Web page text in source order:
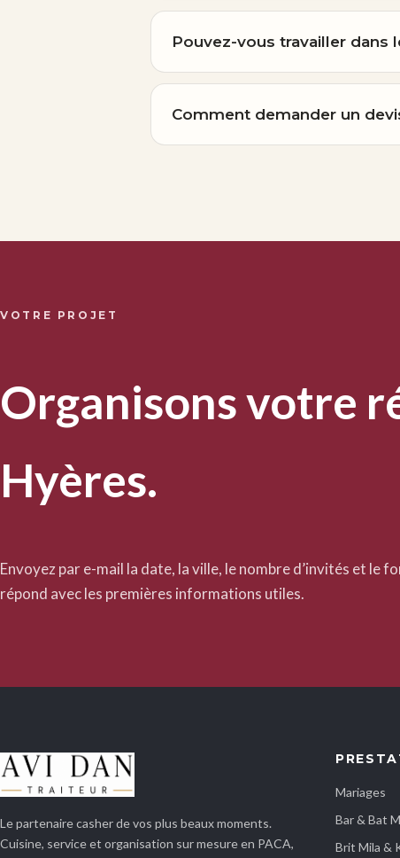
Pouvez-vous travailler dans
Comment demander un
VOTRE PROJET
Organisons votre
Hyères.
Envoyez par e-mail la date, la ville, le nombre d’invités et le
répond avec les premières informations utiles.
Le partenaire casher de vos plus beaux moments.
Cuisine, service et organisation sur mesure en PACA,
Mariages
Bar & Bat
Brit Mila &